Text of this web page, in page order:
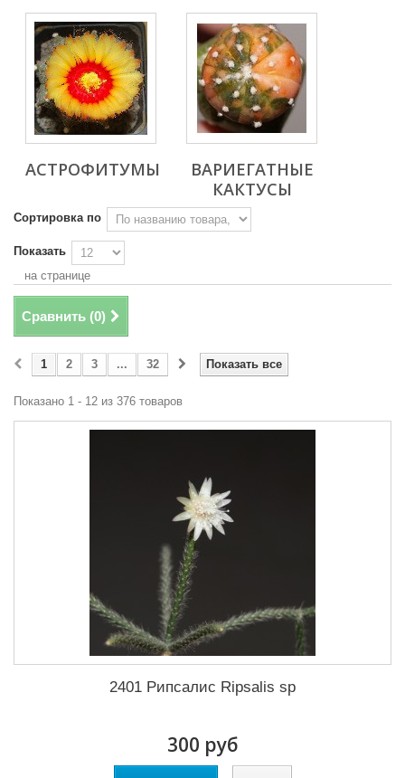
АСТРОФИТУМЫ
ВАРИЕГАТНЫЕ
КАКТУСЫ
Сортировка по
Показать
на странице
Сравнить (0)
Показать все
1 2 3 ... 32
Показано 1 - 12 из 376 товаров
2401 Рипсалис Ripsalis sp
300 руб